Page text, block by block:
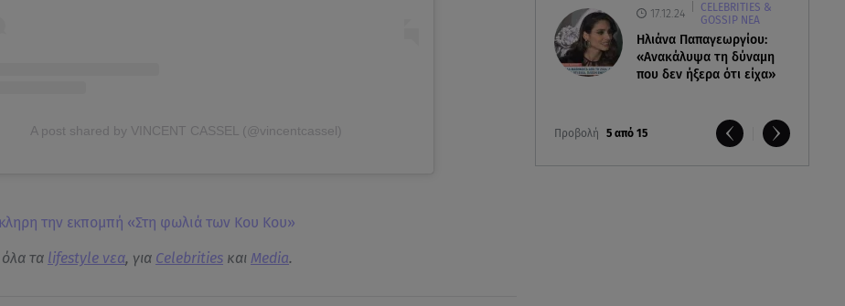
17.12.24
CELEBRITIES &
GOSSIP ΝΕΑ
Ηλιάνα Παπαγεωργίου:
«Ανακάλυψα τη δύναμη
που δεν ήξερα ότι είχα»
Προβολή 5 από 15
A post shared by VINCENT CASSEL (@vincentcassel)
την εκπομπή «Στη φωλιά των Κου Κου»
τα lifestyle νεα, για Celebritiesκαι Media.